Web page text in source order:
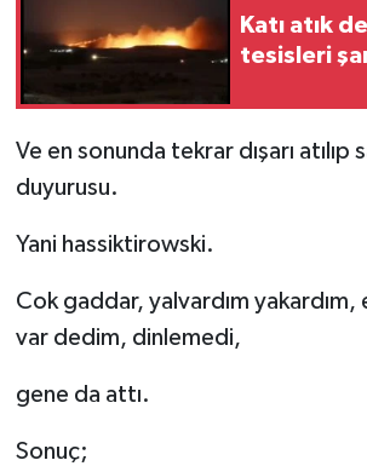
Katı atık
tesisleri
Ve en sonunda tekrar dışarı atılıp
duyurusu.
Yani hassiktirowski.
Cok gaddar, yalvardım yakardım,
var dedim, dinlemedi,
gene da attı.
Sonuç;